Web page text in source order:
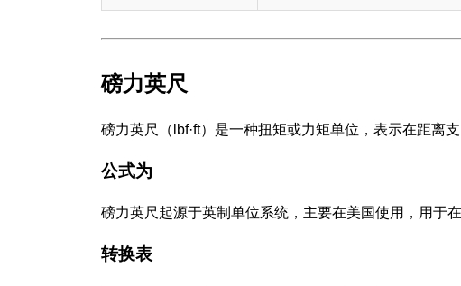
磅力英尺
磅力英尺（lbf·ft）是一种扭矩或力矩单位，表示在距离
公式为
磅力英尺起源于英制单位系统，主要在美国使用，用于
转换表